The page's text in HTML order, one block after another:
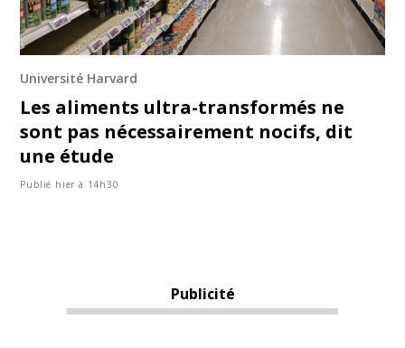
Université Harvard
Les aliments ultra-transformés ne
sont pas nécessairement nocifs, dit
une étude
Publié hier à 14h30
Publicité